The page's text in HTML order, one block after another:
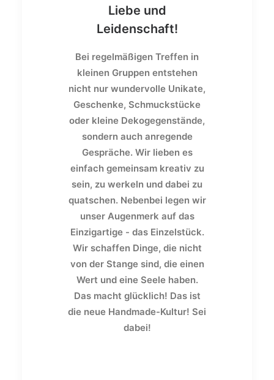
Liebe und
Leidenschaft!
Bei regelmäßigen Treffen in
kleinen Gruppen entstehen
nicht nur wundervolle Unikate,
Geschenke, Schmuckstücke
oder kleine Dekogegenstände,
sondern auch anregende
Gespräche. Wir lieben es
einfach gemeinsam kreativ zu
sein, zu werkeln und dabei zu
quatschen. Nebenbei legen wir
unser Augenmerk auf das
Einzigartige - das Einzelstück.
Wir schaffen Dinge, die nicht
von der Stange sind, die einen
Wert und eine Seele haben.
Das macht glücklich! Das ist
die neue Handmade-Kultur! Sei
dabei!